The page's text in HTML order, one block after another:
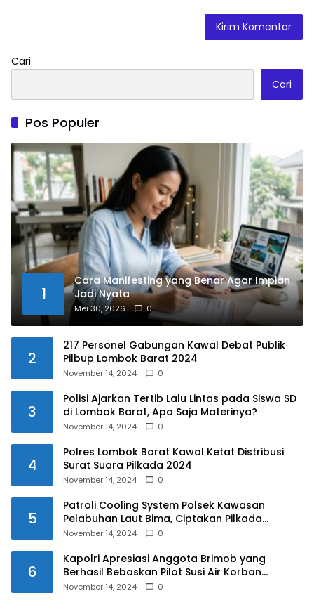
Cari
Cari
Pos Populer
1
Cara Manifesting yang Benar Agar Impian
Jadi Nyata
Mei 30, 2026 0
2
217 Personel Gabungan Kawal Debat Publik
Pilbup Lombok Barat 2024
November 14, 2024 0
3
Polisi Ajarkan Tertib Lalu Lintas pada Siswa SD
di Lombok Barat, Apa Saja Materinya?
November 14, 2024 0
4
Polres Lombok Barat Kawal Ketat Distribusi
Surat Suara Pilkada 2024
November 14, 2024 0
5
Patroli Cooling System Polsek Kawasan
Pelabuhan Laut Bima, Ciptakan Pilkada
Serentak 2024 yang Aman dan Damai
November 14, 2024 0
6
Kapolri Apresiasi Anggota Brimob yang
Berhasil Bebaskan Pilot Susi Air Korban
Penyanderaan KKB
November 14, 2024 0